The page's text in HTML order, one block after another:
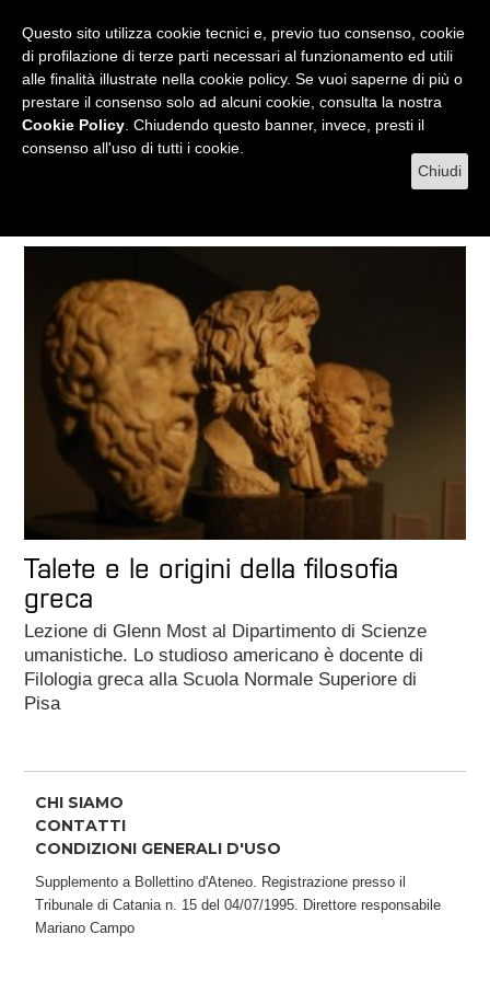
Questo sito utilizza cookie tecnici e, previo tuo consenso, cookie
di profilazione di terze parti necessari al funzionamento ed utili
alle finalità illustrate nella cookie policy. Se vuoi saperne di più o
prestare il consenso solo ad alcuni cookie, consulta la nostra
Cookie Policy . Chiudendo questo banner, invece, presti il
consenso all'uso di tutti i cookie.
Chiudi
RADIO WEB TV L'AGENDA
MENU
Talete e le origini della filosofia
greca
Lezione di Glenn Most al Dipartimento di Scienze
umanistiche. Lo studioso americano è docente di
Filologia greca alla Scuola Normale Superiore di
Pisa
CHI SIAMO
CONTATTI
CONDIZIONI GENERALI D'USO
Supplemento a Bollettino d'Ateneo. Registrazione presso il
Tribunale di Catania n. 15 del 04/07/1995. Direttore responsabile
Mariano Campo